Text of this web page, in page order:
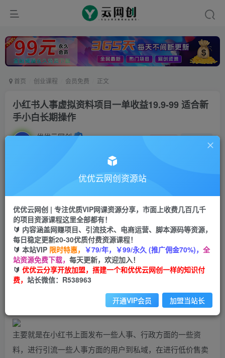
首页 创业课程 会员免费 正文
小红书人事虚拟资料项目一单收益19.9-99 适合新
手小白长期操作
优优云网创 私信
云币 9.9 云币99
会员免费
立即购买
您当前未登录！建议登陆后购买，可保存购买订单
主要就是在小红书上面发布一些人事、行政方面的一些资
料，进行引流一些人事方面的用户到私域，在进行低价售卖
优优云网创资源站
优优云网创 | 专注优质VIP网课资源分享，市面上收费几百几千
的项目资源课程这里全部都有！
🔰 内容涵盖网赚项目、引流技术、电商运营、脚本源码等资源，
每日稳定更新20-30优质付费资源课程！
🔰 本站VIP 限时特惠， ￥79/年，￥99/永久 (推广佣金70%)， 全
站资源免费下载， 每天更新，欢迎加入！
🔰 优优云分享开放加盟，搭建一个和优优云网创一样的知识付
费， 站长微信：R538963
开通VIP会员 加盟当站长